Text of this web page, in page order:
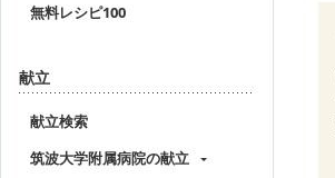
無料レシピ100
献立
献立検索
筑波大学附属病院の献立